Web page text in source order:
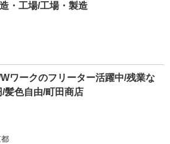
・工場/工場・製造
ワークのフリーター活躍中/残業な
髪色自由/町田商店